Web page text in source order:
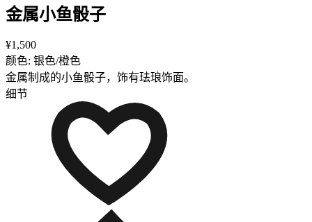
金属小鱼骰子
¥1,500
颜色: 银色/橙色
金属制成的小鱼骰子，饰有珐琅饰面。
细节